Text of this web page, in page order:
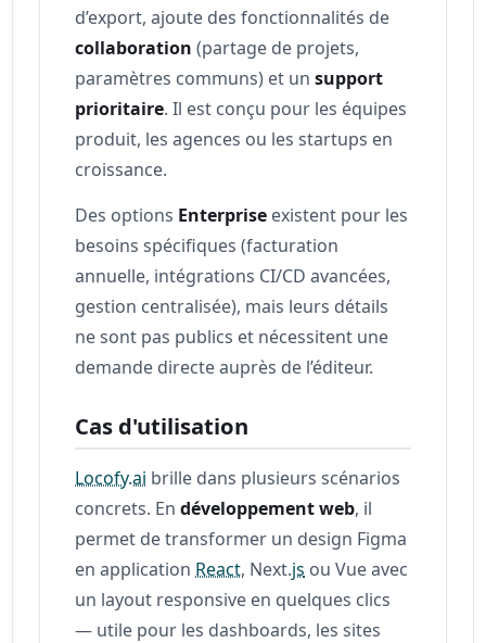
d’export, ajoute des fonctionnalités de
collaboration (partage de projets,
paramètres communs) et unsupport
prioritaire. Il est conçu pour les équipes
produit, les agences ou les startups en
croissance.
Des options Enterprise existent pour les
besoins spécifiques (facturation
annuelle, intégrations CI/CD avancées,
gestion centralisée), mais leurs détails
ne sont pas publics et nécessitent une
demande directe auprès de l’éditeur.
Cas d'utilisation
Locofy.ai brille dans plusieurs scénarios
concrets. Endéveloppement web, il
permet de transformer un design Figma
en application React, Next.js ou Vue avec
un layout responsive en quelques clics
— utile pour les dashboards, les sites